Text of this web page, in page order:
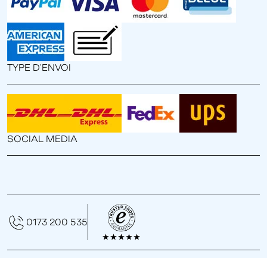
TYPE D'ENVOI
SOCIAL MEDIA
0173 200 535